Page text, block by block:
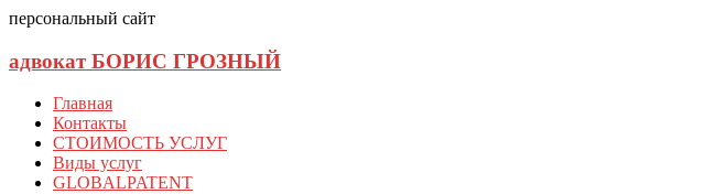
персональный сайт
адвокат БОРИС ГРОЗНЫЙ
Главная
Контакты
СТОИМОСТЬ УСЛУГ
Виды услуг
GLOBALPATENT